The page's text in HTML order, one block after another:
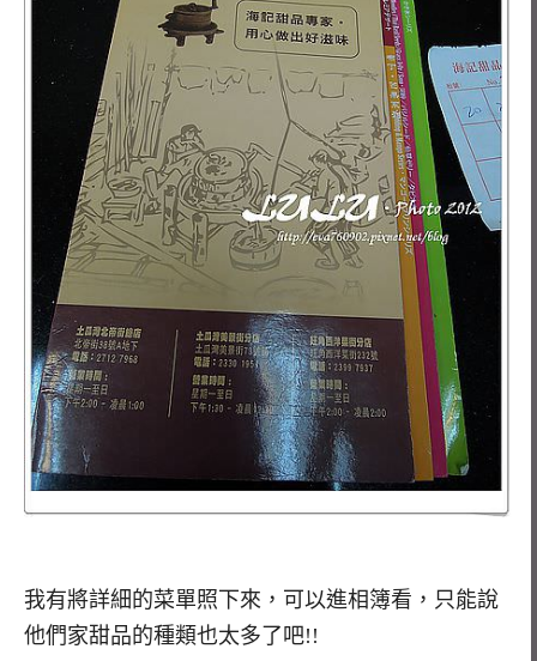
我有將詳細的菜單照下來，可以進相簿看，只能說
他們家甜品的種類也太多了吧!!